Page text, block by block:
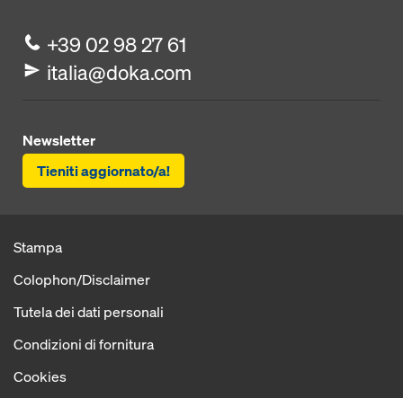
+39 02 98 27 61
italia@doka.com
Newsletter
Tieniti aggiornato/a!
Stampa
Colophon/Disclaimer
Tutela dei dati personali
Condizioni di fornitura
Cookies